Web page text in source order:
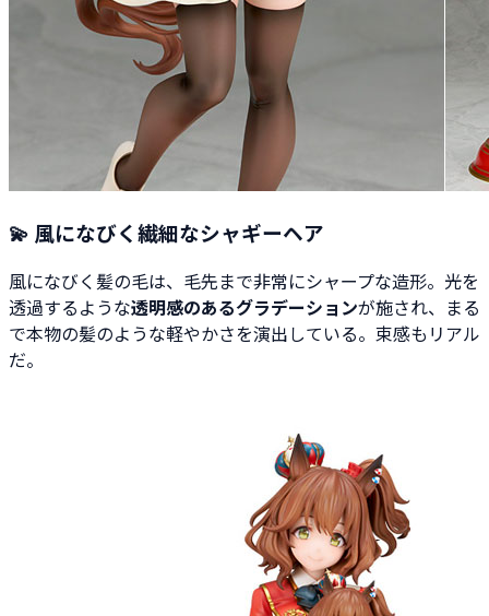
💫 風になびく繊細なシャギーヘア
風になびく髪の毛は、毛先まで非常にシャープな造形。光を
透過するような透明感のあるグラデーションが施され、まる
で本物の髪のような軽やかさを演出している。束感もリアル
だ。